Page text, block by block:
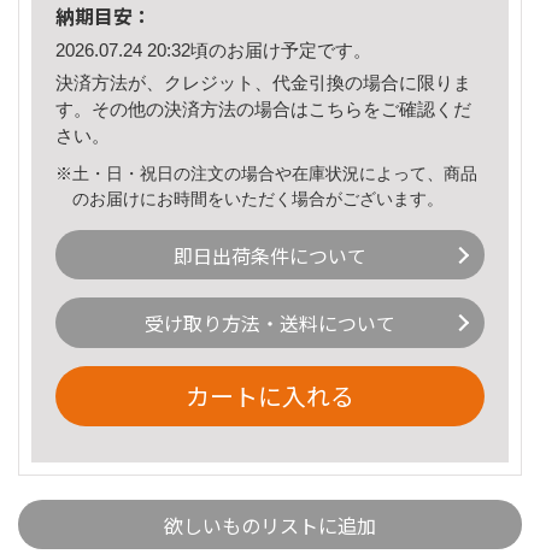
納期目安：
2026.07.24 20:32頃のお届け予定です。
決済方法が、クレジット、代金引換の場合に限りま
す。その他の決済方法の場合はこちら をご確認くだ
さい。
※土・日・祝日の注文の場合や在庫状況によって、商品
のお届けにお時間をいただく場合がございます。
即日出荷条件について
受け取り方法・送料について
カートに入れる
欲しいものリストに追加